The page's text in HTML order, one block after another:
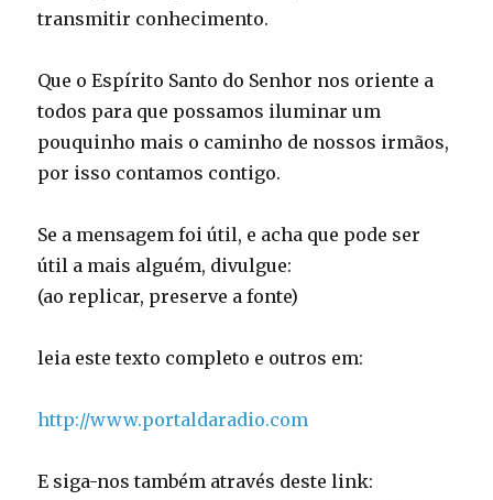
transmitir conhecimento.
Que o Espírito Santo do Senhor nos oriente a
todos para que possamos iluminar um
pouquinho mais o caminho de nossos irmãos,
por isso contamos contigo.
Se a mensagem foi útil, e acha que pode ser
útil a mais alguém, divulgue:
(ao replicar, preserve a fonte)
leia este texto completo e outros em:
http://www.portaldaradio.com
E siga-nos também através deste link: